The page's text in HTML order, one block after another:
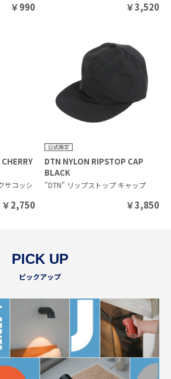
￥990 ￥3,520
サコッシ
￥2,750
DTN NYLON RIPSTOP CAP
BLACK
"DTN" リップストップ キャップ
￥3,850
PICK UP
ピックアップ